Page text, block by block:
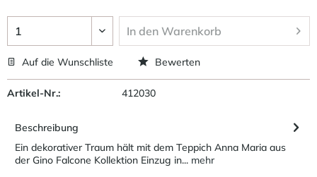
In den Warenkorb
Auf die Wunschliste Bewerten
Artikel-Nr.: 412030
Beschreibung
Ein dekorativer Traum hält mit dem Teppich Anna Maria aus
der Gino Falcone Kollektion Einzug in... mehr